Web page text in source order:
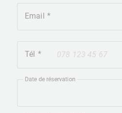
Email
+41
Tél
Date de réservation